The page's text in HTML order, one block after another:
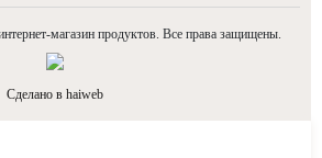
магазин продуктов. Все права защищены.
Сделано в haiweb